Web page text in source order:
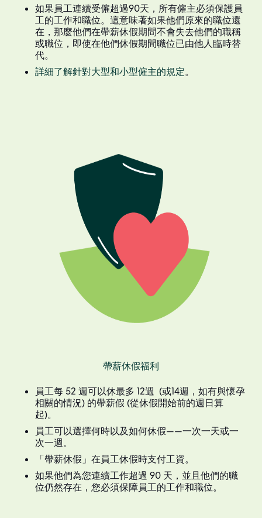
如果員工連續受僱超過90天，所有僱主必須保護員
工的工作和職位。這意味著如果他們原來的職位還
在，那麼他們在帶薪休假期間不會失去他們的職稱
或職位，即使在他們休假期間職位已由他人臨時替
代。
詳細了解針對大型和小型僱主的規定。
帶薪休假福利
員工每 52 週可以休最多 12週 (或14週，如有與懷孕
相關的情況) 的帶薪假 (從休假開始前的週日算
起)。
員工可以選擇何時以及如何休假——一次一天或一
次一週。
「帶薪休假」在員工休假時支付工資。
如果他們為您連續工作超過 90 天，並且他們的職
位仍然存在，您必須保障員工的工作和職位。